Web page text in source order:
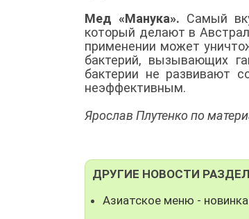
Мед «Манука». Самый
который делают в
применении может
бактерий, вызывающих
бактерии не развивают
неэффективным.
Ярослав Плутенко по
ДРУГИЕ НОВОСТИ
Азиатское меню -